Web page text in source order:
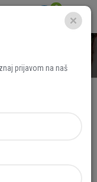
0
prijavom na naš